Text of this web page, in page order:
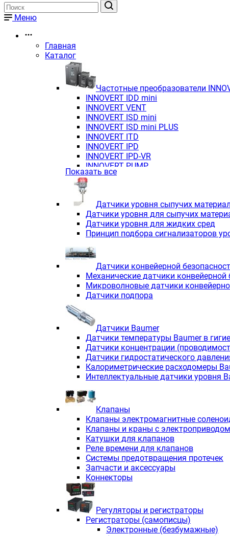
Меню
Главная
Каталог
Частотные преобразователи
INNOVERT IDD mini
INNOVERT VENT
INNOVERT ISD mini
INNOVERT ISD mini PLUS
INNOVERT ITD
INNOVERT IРD
INNOVERT IРD-VR
INNOVERT PUMP
Показать все
Датчики уровня сыпучих
Датчики уровня для сыпучих
Датчики уровня для жидких сред
Принцип подбора сигнализаторов
Датчики конвейерной
Механические датчики конвейерной
Микроволновые датчики
Датчики подпора
Датчики Baumer
Датчики температуры Baumer в
Датчики концентрации
Датчики гидростатического
Калориметрические расходомеры
Интеллектуальные датчики уровня
Клапаны
Клапаны электромагнитные
Клапаны и краны с электроприводом
Катушки для клапанов
Реле времени для клапанов
Системы предотвращения протечек
Запчасти и аксессуары
Коннекторы
Регуляторы и регистраторы
Регистраторы (самописцы)
Электронные (безбумажные)